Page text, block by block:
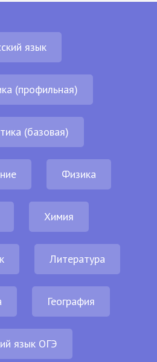
язык
(профильная)
(базовая)
Физика
Химия
Литература
География
язык ОГЭ